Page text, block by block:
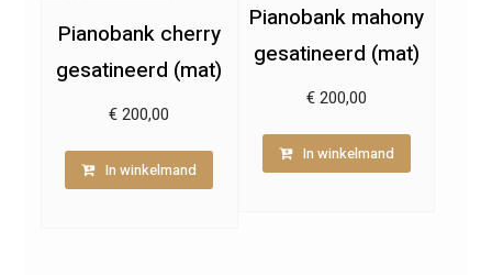
Pianobank cherry
gesatineerd (mat)
€ 200,00
In winkelmand
Pianobank mahony
gesatineerd (mat)
€200,00
In winkelmand